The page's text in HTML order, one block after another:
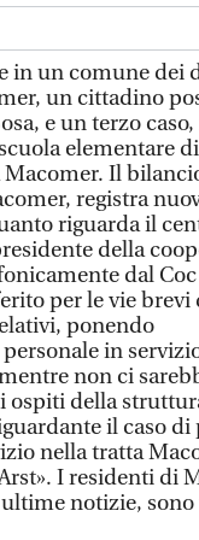
in un comune dei
un cittadino
e un terzo
elementare
Il
registra
riguarda il
della
dal Coc
per le vie brevi
ponendo
in
non ci
ospiti della
il caso
nella tratta
I residenti di
notizie, sono